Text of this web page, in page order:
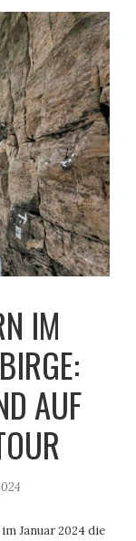
IM
AUF
Januar 2024 die